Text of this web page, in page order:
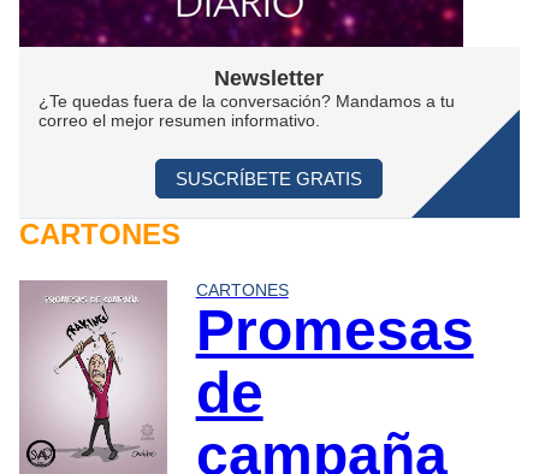
Newsletter
¿Te quedas fuera de la conversación? Mandamos a tu
correo el mejor resumen informativo.
SUSCRÍBETE GRATIS
CARTONES
CARTONES
Promesas
de
campaña